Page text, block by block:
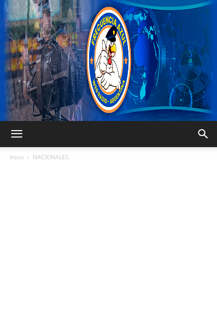
Inicio NACIONALES